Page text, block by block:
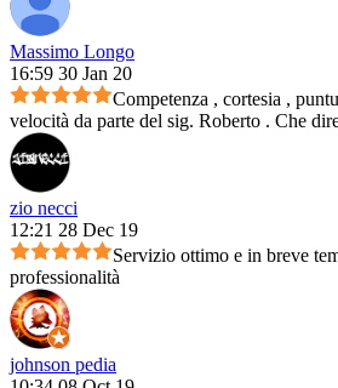
Massimo Longo
16:59 30 Jan 20
Competenza , cortesia ,
velocità da parte del sig. Roberto . Che
zio necci
12:21 28 Dec 19
Servizio ottimo e in breve
professionalità
johnson pedia